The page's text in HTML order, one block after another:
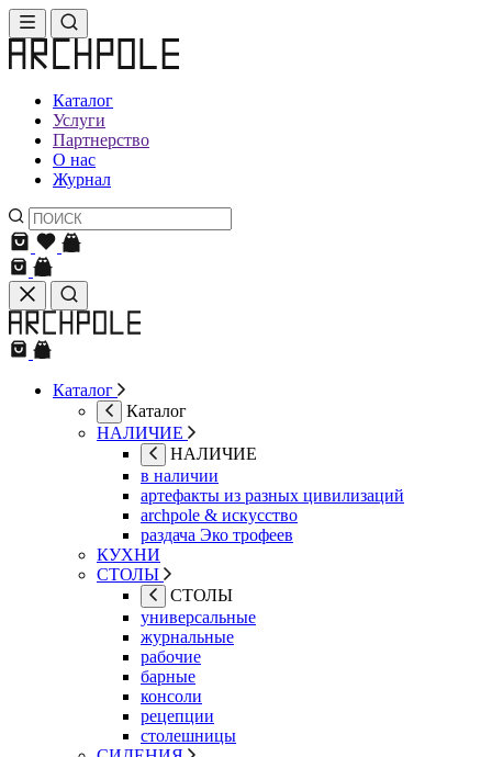
Каталог
Услуги
Партнерство
О нас
Журнал
Каталог
Каталог
НАЛИЧИЕ
НАЛИЧИЕ
в наличии
артефакты из разных цивилизаций
archpole & искусство
раздача Эко трофеев
КУХНИ
СТОЛЫ
СТОЛЫ
универсальные
журнальные
рабочие
барные
консоли
рецепции
столешницы